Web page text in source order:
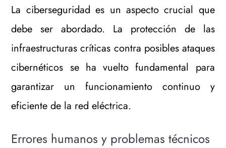
La ciberseguridad es un aspecto crucial que
debe ser abordado. La protección de las
infraestructuras críticas contra posibles ataques
cibernéticos se ha vuelto fundamental para
garantizar un funcionamiento continuo y
eficiente de la red eléctrica.
Errores humanos y problemas técnicos